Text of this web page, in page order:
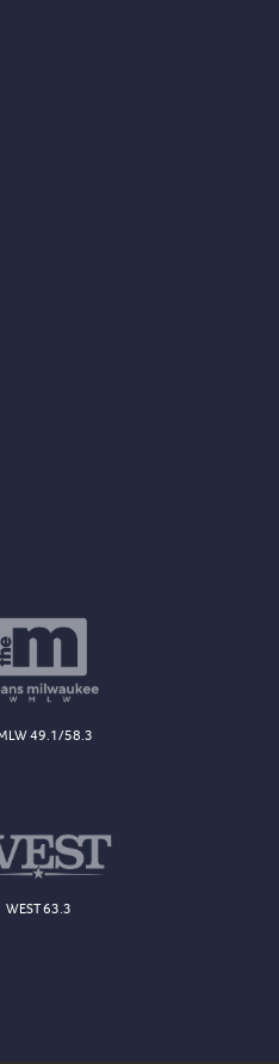
49.1/58.3
WEST 63.3